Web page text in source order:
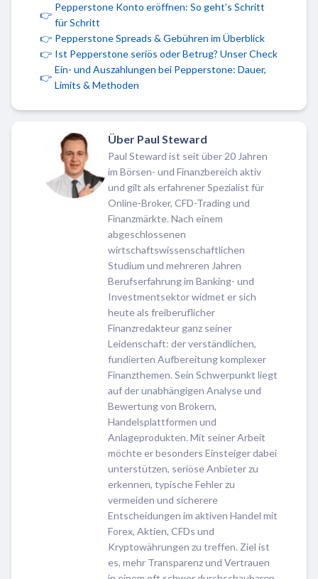
👉
Pepperstone Konto eröffnen: So geht’s Schritt
für Schritt
👉 Pepperstone Spreads & Gebühren im Überblick
👉 Ist Pepperstone seriös oder Betrug? Unser Check
👉
Ein- und Auszahlungen bei Pepperstone: Dauer,
Limits & Methoden
Über Paul Steward
Paul Steward ist seit über 20 Jahren
im Börsen- und Finanzbereich aktiv
und gilt als erfahrener Spezialist für
Online-Broker, CFD-Trading und
Finanzmärkte. Nach einem
abgeschlossenen
wirtschaftswissenschaftlichen
Studium und mehreren Jahren
Berufserfahrung im Banking- und
Investmentsektor widmet er sich
heute als freiberuflicher
Finanzredakteur ganz seiner
Leidenschaft: der verständlichen,
fundierten Aufbereitung komplexer
Finanzthemen. Sein Schwerpunkt liegt
auf der unabhängigen Analyse und
Bewertung von Brokern,
Handelsplattformen und
Anlageprodukten. Mit seiner Arbeit
möchte er besonders Einsteiger dabei
unterstützen, seriöse Anbieter zu
erkennen, typische Fehler zu
vermeiden und sicherere
Entscheidungen im aktiven Handel mit
Forex, Aktien, CFDs und
Kryptowährungen zu treffen. Ziel ist
es, mehr Transparenz und Vertrauen